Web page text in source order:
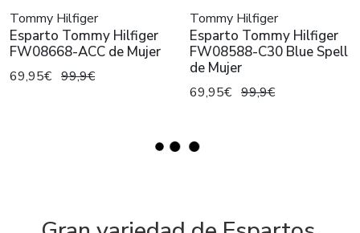
Tommy Hilfiger
Esparto Tommy Hilfiger
FW08668-ACC de Mujer
69,95€ 99,9€
Tommy Hilfiger
Esparto Tommy Hilfiger
FW08588-C30 Blue Spell
de Mujer
69,95€ 99,9€